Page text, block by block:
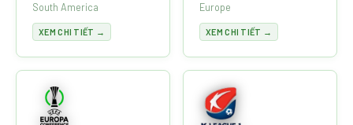
South America
XEM CHI TIẾT →
Europe
XEM CHI TIẾT →